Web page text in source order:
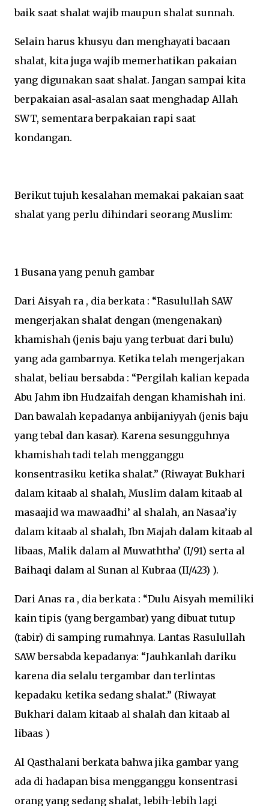
baik saat shalat wajib maupun shalat sunnah.
Selain harus khusyu dan menghayati bacaan
shalat, kita juga wajib memerhatikan pakaian
yang digunakan saat shalat. Jangan sampai kita
berpakaian asal-asalan saat menghadap Allah
SWT, sementara berpakaian rapi saat
kondangan.
Berikut tujuh kesalahan memakai pakaian saat
shalat yang perlu dihindari seorang Muslim:
1 Busana yang penuh gambar
Dari Aisyah ra , dia berkata : “Rasulullah SAW
mengerjakan shalat dengan (mengenakan)
khamishah (jenis baju yang terbuat dari bulu)
yang ada gambarnya. Ketika telah mengerjakan
shalat, beliau bersabda : “Pergilah kalian kepada
Abu Jahm ibn Hudzaifah dengan khamishah ini.
Dan bawalah kepadanya anbijaniyyah (jenis baju
yang tebal dan kasar). Karena sesungguhnya
khamishah tadi telah mengganggu
konsentrasiku ketika shalat.” (Riwayat Bukhari
dalam kitaab al shalah, Muslim dalam kitaab al
masaajid wa mawaadhi’ al shalah, an Nasaa’iy
dalam kitaab al shalah, Ibn Majah dalam kitaab al
libaas, Malik dalam al Muwaththa’ (I/91) serta al
Baihaqi dalam al Sunan al Kubraa (II/423) ).
Dari Anas ra , dia berkata : “Dulu Aisyah memiliki
kain tipis (yang bergambar) yang dibuat tutup
(tabir) di samping rumahnya. Lantas Rasulullah
SAW bersabda kepadanya: “Jauhkanlah dariku
karena dia selalu tergambar dan terlintas
kepadaku ketika sedang shalat.” (Riwayat
Bukhari dalam kitaab al shalah dan kitaab al
libaas )
Al Qasthalani berkata bahwa jika gambar yang
ada di hadapan bisa mengganggu konsentrasi
orang yang sedang shalat, lebih-lebih lagi